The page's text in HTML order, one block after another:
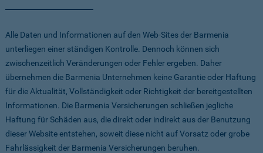
Alle Daten und Informationen auf den Web-Sites der Barmenia
unterliegen einer ständigen Kontrolle. Dennoch können sich
zwischenzeitlich Veränderungen oder Fehler ergeben. Daher
übernehmen die Barmenia Unternehmen keine Garantie oder Haftung
für die Aktualität, Vollständigkeit oder Richtigkeit der bereitgestellten
Informationen. Die Barmenia Versicherungen schließen jegliche
Haftung für Schäden aus, die direkt oder indirekt aus der Benutzung
dieser Website entstehen, soweit diese nicht auf Vorsatz oder grobe
Fahrlässigkeit der Barmenia Versicherungen beruhen.